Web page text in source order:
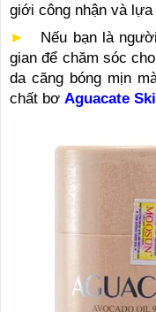
giới công nhận và
►
Nếu bạn là
gian để chăm sóc
da căng bóng mịn
chất bơ Aguacate